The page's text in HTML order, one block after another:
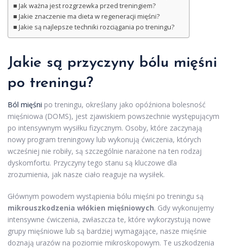
Jak ważna jest rozgrzewka przed treningiem?
Jakie znaczenie ma dieta w regeneracji mięśni?
Jakie są najlepsze techniki rozciągania po treningu?
Jakie są przyczyny bólu mięśni
po treningu?
Ból mięśni po treningu, określany jako opóźniona bolesność
mięśniowa (DOMS), jest zjawiskiem powszechnie występującym
po intensywnym wysiłku fizycznym. Osoby, które zaczynają
nowy program treningowy lub wykonują ćwiczenia, których
wcześniej nie robiły, są szczególnie narażone na ten rodzaj
dyskomfortu. Przyczyny tego stanu są kluczowe dla
zrozumienia, jak nasze ciało reaguje na wysiłek.
Głównym powodem wystąpienia bólu mięśni po treningu są
mikrouszkodzenia włókien mięśniowych. Gdy wykonujemy
intensywne ćwiczenia, zwłaszcza te, które wykorzystują nowe
grupy mięśniowe lub są bardziej wymagające, nasze mięśnie
doznają urazów na poziomie mikroskopowym. Te uszkodzenia